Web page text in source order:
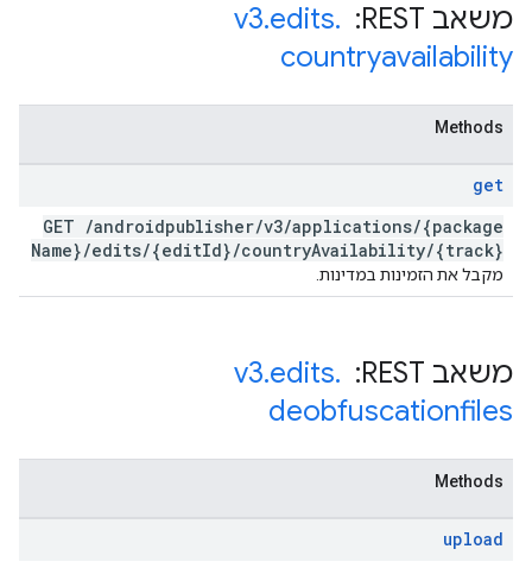
משאב REST: ‏ v3.edits.
countryavailability
Methods
get
GET /androidpublisher/v3/applications/{package
Name}/edits/{editId}/countryAvailability/{track}
מקבל את הזמינות במדינות.
משאב REST: ‏ v3.edits.
deobfuscationfiles
Methods
upload